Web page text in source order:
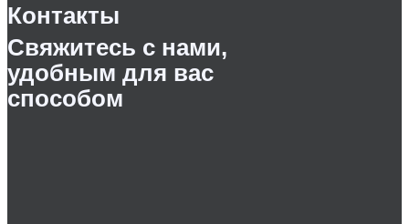
Контакты
Свяжитесь с нами,
удобным для вас
способом